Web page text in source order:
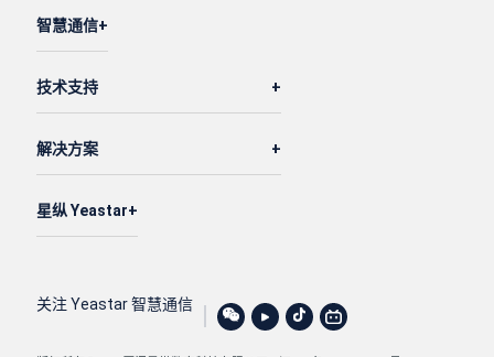
智慧通信
技术支持
解决方案
星纵 Yeastar
关注 Yeastar 智慧通信